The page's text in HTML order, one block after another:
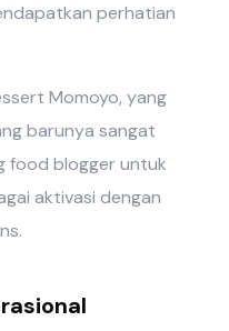
perhatian
Momoyo, yang
barunya sangat
food blogger untuk
aktivasi dengan